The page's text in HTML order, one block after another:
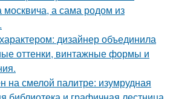
а сама родом из
дизайнер объединила
оттенки, винтажные формы и
на смелой палитре: изумрудная